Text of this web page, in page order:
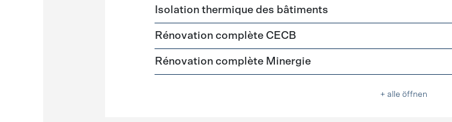
Isolation thermique des bâtiments
Rénovation complète CECB
Rénovation complète Minergie
+ alle öffnen